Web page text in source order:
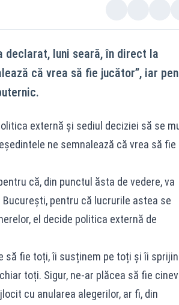
declarat, luni seară, în direct la
că vrea să fie jucător”, iar
externă și sediul deciziei să se
ne semnalează că vrea să fie
că, din punctul ăsta de vedere, va
pentru că lucrurile astea se
el decide politica externă de
să fie toți, îi susținem pe toți și îi
toți. Sigur, ne-ar plăcea să fie
cu anularea alegerilor, ar fi, din